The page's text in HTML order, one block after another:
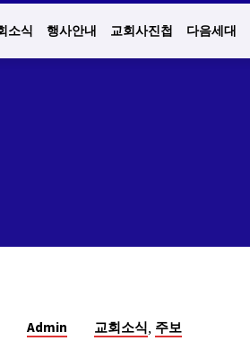
소식 행사안내 교회사진첩 다음세대
Admin 교회소식, 주보